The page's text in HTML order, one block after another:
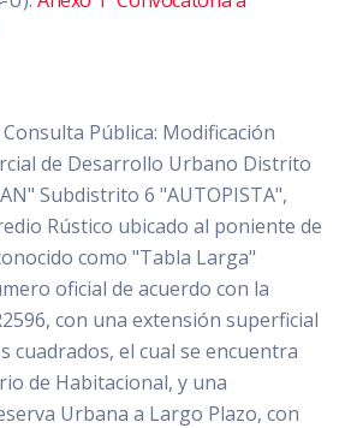
Pública: Modificación
de Desarrollo Urbano Distrito
Subdistrito 6 "AUTOPISTA",
Rústico ubicado al poniente de
como "Tabla Larga"
oficial de acuerdo con la
con una extensión superficial
cuadrados, el cual se encuentra
de Habitacional, y una
Urbana a Largo Plazo, con